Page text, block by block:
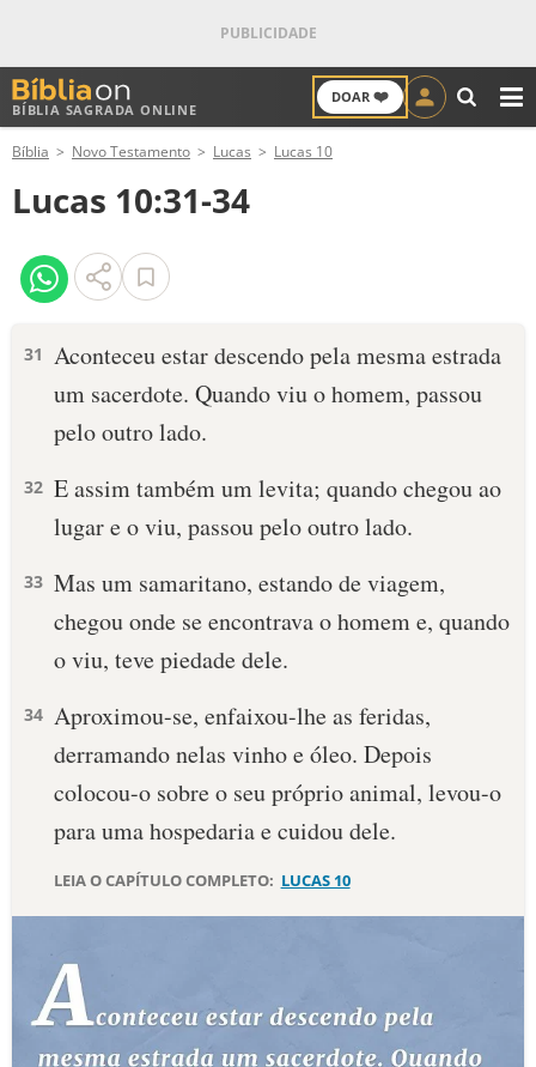
BÍBLIA SAGRADA ONLINE
DOAR ❤️
ANTIGO TESTAMENTO
NOVO TESTAMENTO
VERSÍCULOS
PALAVRA DO DIA
DEVOCIONAL DIÁRIO
10 MANDAMENTOS
ESTUDOS BÍBLICOS
ESBOÇOS DE PREGAÇÃO
TEMAS
PERGUNTE À BÍBLIA IA
TERMO BÍBLICO JOGOS
LOJA BÍBLIAON
Bíblia Novo Testamento Lucas Lucas 10
Lucas 10:31-34
31 Aconteceu estar descendo pela mesma estrada
um sacerdote. Quando viu o homem, passou
pelo outro lado.
32 E assim também um levita; quando chegou ao
lugar e o viu, passou pelo outro lado.
33 Mas um samaritano, estando de viagem,
chegou onde se encontrava o homem e, quando
o viu, teve piedade dele.
34 Aproximou-se, enfaixou-lhe as feridas,
derramando nelas vinho e óleo. Depois
colocou-o sobre o seu próprio animal, levou-o
para uma hospedaria e cuidou dele.
LEIA O CAPÍTULO COMPLETO: LUCAS 10